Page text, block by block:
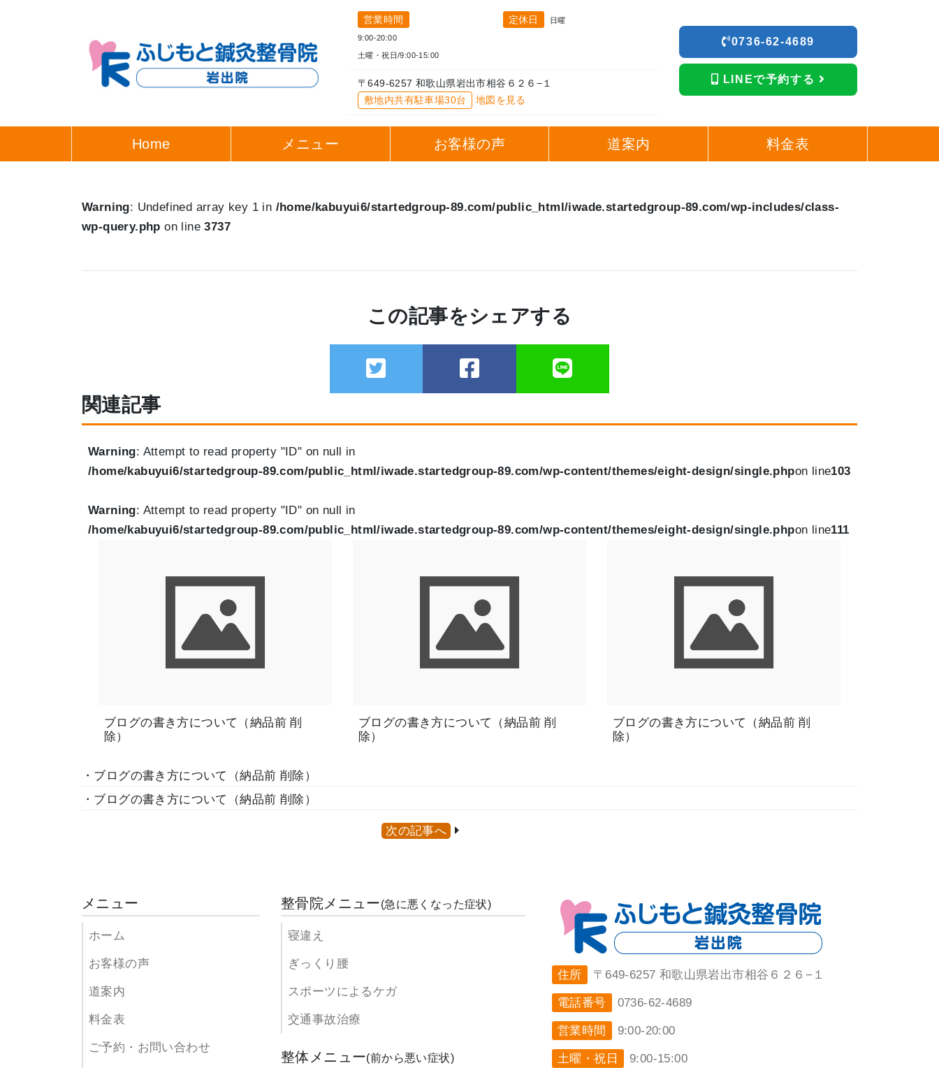
営業時間
9:00-20:00
土曜・祝日/9:00-15:00
定休日 日曜
〒649-6257 和歌山県岩出市相谷６２６−１
敷地内共有駐車場30台
地図を見る
0736-62-4689
LINEで予約する
Home メニュー お客様の声 道案内 料金表
Warning: Undefined array key 1 in /home/kabuyui6/startedgroup-89.com/public_html/iwade.startedgroup-89.com/wp-includes/class-
wp-query.php on line3737
この記事をシェアする
関連記事
Warning: Attempt to read property "ID" on null in
/home/kabuyui6/startedgroup-89.com/public_html/iwade.startedgroup-89.com/wp-content/themes/eight-design/single.phpon line103
Warning: Attempt to read property "ID" on null in
/home/kabuyui6/startedgroup-89.com/public_html/iwade.startedgroup-89.com/wp-content/themes/eight-design/single.phpon line111
ブログの書き方について（納品前 削
除）
ブログの書き方について（納品前 削
除）
ブログの書き方について（納品前 削
除）
・ブログの書き方について（納品前 削除）
・ブログの書き方について（納品前 削除）
次の記事へ
メニュー
ホーム
お客様の声
道案内
料金表
ご予約・お問い合わせ
整骨院メニュー(急に悪くなった症状)
寝違え
ぎっくり腰
スポーツによるケガ
交通事故治療
整体メニュー(前から悪い症状)
住所 〒649-6257 和歌山県岩出市相谷６２６−１
電話番号 0736-62-4689
営業時間 9:00-20:00
土曜・祝日 9:00-15:00